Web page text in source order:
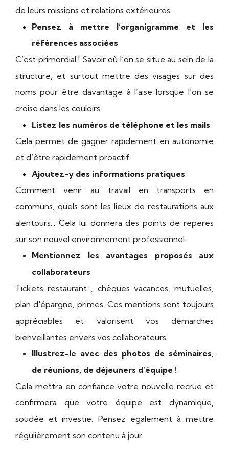
de leurs missions et relations extérieures.
Pensez à mettre l’organigramme et les
références associées
C’est primordial ! Savoir où l’on se situe au sein de la
structure, et surtout mettre des visages sur des
noms pour être davantage à l’aise lorsque l’on se
croise dans les couloirs.
Listez les numéros de téléphone et les mails
Cela permet de gagner rapidement en autonomie
et d’être rapidement proactif.
Ajoutez-y des informations pratiques
Comment venir au travail en transports en
communs, quels sont les lieux de restaurations aux
alentours... Cela lui donnera des points de repères
sur son nouvel environnement professionnel.
Mentionnez les avantages proposés aux
collaborateurs
Tickets restaurant , chèques vacances, mutuelles,
plan d'épargne, primes. Ces mentions sont toujours
appréciables et valorisent vos démarches
bienveillantes envers vos collaborateurs.
Illustrez-le avec des photos de séminaires,
de réunions, de déjeuners d’équipe !
Cela mettra en confiance votre nouvelle recrue et
confirmera que votre équipe est dynamique,
soudée et investie. Pensez également à mettre
régulièrement son contenu à jour.